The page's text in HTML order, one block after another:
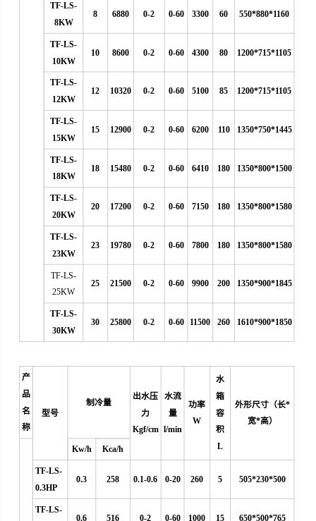
TF-LS-
8KW
8 6880 0-2 0-60 3300 60 550*880*1160
TF-LS-
10KW
10 8600 0-2 0-60 4300 80 1200*715*1105
TF-LS-
12KW
12 10320 0-2 0-60 5100 85 1200*715*1105
TF-LS-
15KW
15 12900 0-2 0-60 6200 110 1350*750*1445
TF-LS-
18KW
18 15480 0-2 0-60 6410 180 1350*800*1500
TF-LS-
20KW
20 17200 0-2 0-60 7150 180 1350*800*1580
TF-LS-
23KW
23 19780 0-2 0-60 7800 180 1350*800*1580
TF-LS-
25KW
25 21500 0-2 0-60 9900 200 1350*900*1845
TF-LS-
30KW
30 25800 0-2 0-60 11500 260 1610*900*1850
产
品
名
称
型号
制冷量
出水压
力
Kgf/cm
水流
量
l/min
功率
W
水
箱
容
积
L
外形尺寸（长*
宽*高）
Kw/h Kca/h
TF-LS-
0.3HP
0.3 258 0.1-0.6 0-20 260 5 505*230*500
TF-LS-
0.6 516 0-2 0-60 1000 15 650*500*765